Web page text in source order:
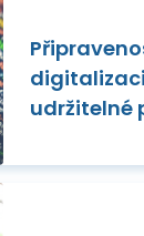
udržitelné